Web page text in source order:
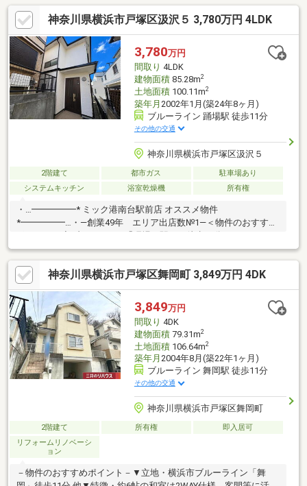
店・・ 徒歩8分（約590m）・今井内科クリニッ
ク・・・・・・・・・・・徒歩6分（約450m）・横浜市立日限山
小学校・・・・・・・徒歩11分（約840m）※ペットの飼育履歴は
ありません※喫煙履歴はありません地下車庫：鉄筋コンクリート
造陸屋根平屋建 床面積：31.32m2
神奈川県横浜市戸塚区汲沢５ 3,780万円 4LDK
3,780万円
間取り 4LDK
建物面積85.28m2
土地面積100.11m2
築年月 2002年1月(築24年8ヶ月)
ブルーライン 踊場駅 徒歩11分
その他の交通
神奈川県横浜市戸塚区汲沢５
2階建て 都市ガス
駐車場あり
システムキッチン
浴室乾燥機 所有権
・…━━━━━* ミック港南台駅前店 オススメ物件
*━━━━━…・―創業49年 エリア出店数№1―＜物件のおすすめ
ポイント＞◇ブルーライン「踊場」駅まで徒歩11分のフラットア
クセス！◇小学校徒歩約1分の安心立地！◇周辺環境は緑豊かな
閑静な住宅街です！◇子育て世代に嬉しい住環境が整った4LDK戸
建です!◇小学校、買物施設まで徒歩10分のため、住環境良好！！
内外装フルリフォームにより、キッチン・浴室・トイレ・洗面台
などの水回りを一新し、外壁や屋根もリニューアル♪室内は明るく
開放的な空間へと生まれ変わります♪ぐに新生活を始めたい方にお
すすめの一邸です♪
神奈川県横浜市戸塚区舞岡町 3,849万円 4DK
3,849万円
間取り 4DK
建物面積79.31m2
土地面積106.64m2
築年月 2004年8月(築22年1ヶ月)
ブルーライン 舞岡駅 徒歩11分
その他の交通
神奈川県横浜市戸塚区舞岡町
2階建て 所有権
即入居可
リフォームリノベーシ
ョン
－物件のおすすめポイント－▼立地・横浜市ブルーライン「舞